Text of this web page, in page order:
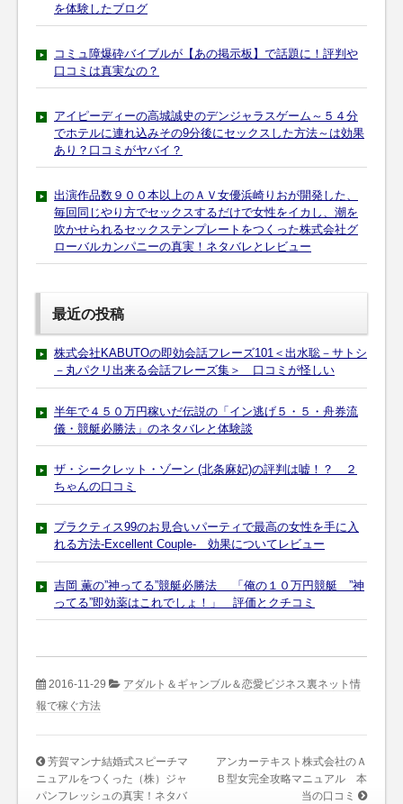
を体験したブログ
コミュ障爆砕バイブルが【あの掲示板】で話題に！評判や
口コミは真実なの？
アイピーディーの高城誠史のデンジャラスゲーム～５４分
でホテルに連れ込みその9分後にセックスした方法～は効果
あり？口コミがヤバイ？
出演作品数９００本以上のＡＶ女優浜崎りおが開発した、
毎回同じやり方でセックスするだけで女性をイカし、潮を
吹かせられるセックステンプレートをつくった株式会社グ
ローバルカンパニーの真実！ネタバレとレビュー
最近の投稿
株式会社KABUTOの即効会話フレーズ101＜出水聡－サトシ
－丸パクリ出来る会話フレーズ集＞ 口コミが怪しい
半年で４５０万円稼いだ伝説の「イン逃げ５・５・舟券流
儀・競艇必勝法」のネタバレと体験談
ザ・シークレット・ゾーン (北条麻妃)の評判は嘘！？ ２
ちゃんの口コミ
プラクティス99のお見合いパーティで最高の女性を手に入
れる方法-Excellent Couple- 効果についてレビュー
吉岡 薫の”神ってる”競艇必勝法 「俺の１０万円競艇 ”神
ってる”即効薬はこれでしょ！」 評価とクチコミ
2016-11-29
アダルト＆ギャンブル＆恋愛ビジネス裏ネット情
報で稼ぐ方法
芳賀マンナ結婚式スピーチマ
ニュアルをつくった（株）ジャ
パンフレッシュの真実！ネタバ
アンカーテキスト株式会社のＡ
Ｂ型女完全攻略マニュアル 本
当の口コミ